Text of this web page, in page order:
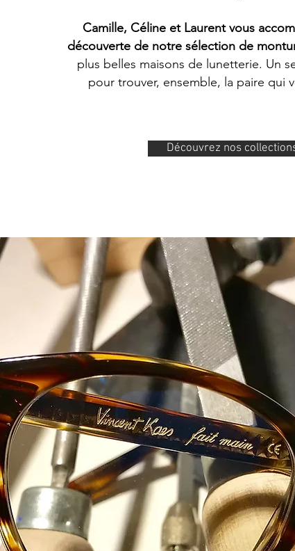
Camille, Céline et Laurent vous
découverte de notre sélection de
plus belles maisons de lunetterie. Un
pour trouver, ensemble, la paire qui
Découvrez nos